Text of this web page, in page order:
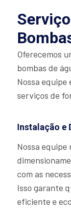
Oferecemos
bombas de
Nossa equipe
serviços de
Instalação e
Nossa equipe
com as
Isso garante
eficiente e